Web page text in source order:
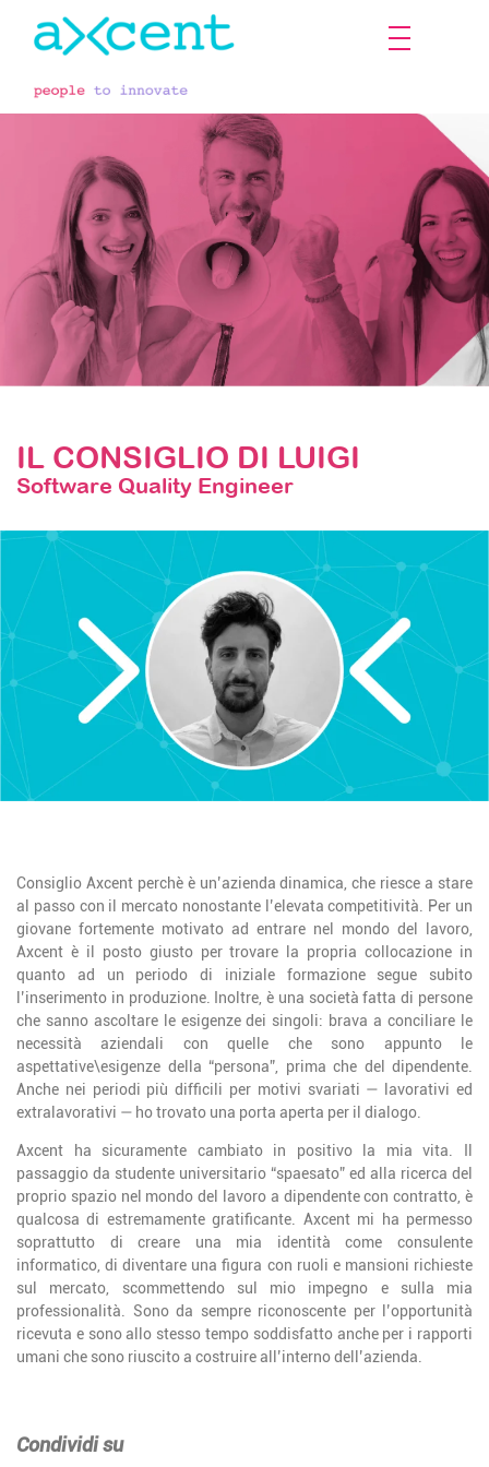
IL CONSIGLIO DI LUIGI
Software Quality Engineer
Consiglio Axcent perchè è un’azienda dinamica, che riesce a stare
al passo con il mercato nonostante l’elevata competitività. Per un
giovane fortemente motivato ad entrare nel mondo del lavoro,
Axcent è il posto giusto per trovare la propria collocazione in
quanto ad un periodo di iniziale formazione segue subito
l’inserimento in produzione. Inoltre, è una società fatta di persone
che sanno ascoltare le esigenze dei singoli: brava a conciliare le
necessità aziendali con quelle che sono appunto le
aspettative\esigenze della “persona”, prima che del dipendente.
Anche nei periodi più difficili per motivi svariati — lavorativi ed
extralavorativi — ho trovato una porta aperta per il dialogo.
Axcent ha sicuramente cambiato in positivo la mia vita. Il
passaggio da studente universitario “spaesato” ed alla ricerca del
proprio spazio nel mondo del lavoro a dipendente con contratto, è
qualcosa di estremamente gratificante. Axcent mi ha permesso
soprattutto di creare una mia identità come consulente
informatico, di diventare una figura con ruoli e mansioni richieste
sul mercato, scommettendo sul mio impegno e sulla mia
professionalità. Sono da sempre riconoscente per l’opportunità
ricevuta e sono allo stesso tempo soddisfatto anche per i rapporti
umani che sono riuscito a costruire all’interno dell’azienda.
Condividi su